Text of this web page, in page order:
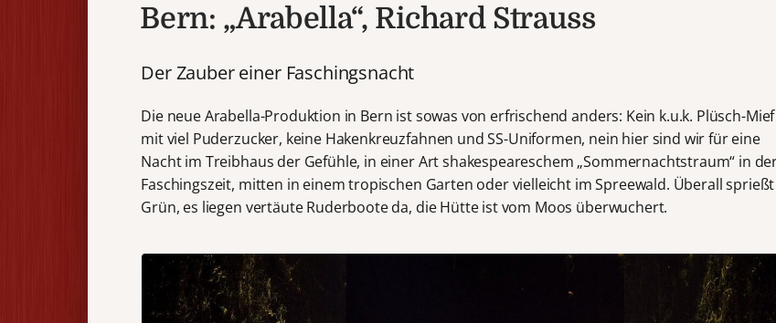
Bern: „Arabella“, Richard Strauss
Der Zauber einer Faschingsnacht
Die neue Arabella-Produktion in Bern ist sowas von erfrischend anders: Kein k.u.k. Plüsch-Mief
mit viel Puderzucker, keine Hakenkreuzfahnen und SS-Uniformen, nein hier sind wir für eine
Nacht im Treibhaus der Gefühle, in einer Art shakespeareschem „Sommernachtstraum“ in
Faschingszeit, mitten in einem tropischen Garten oder vielleicht im Spreewald. Überall sprießt
Grün, es liegen vertäute Ruderboote da, die Hütte ist vom Moos überwuchert.